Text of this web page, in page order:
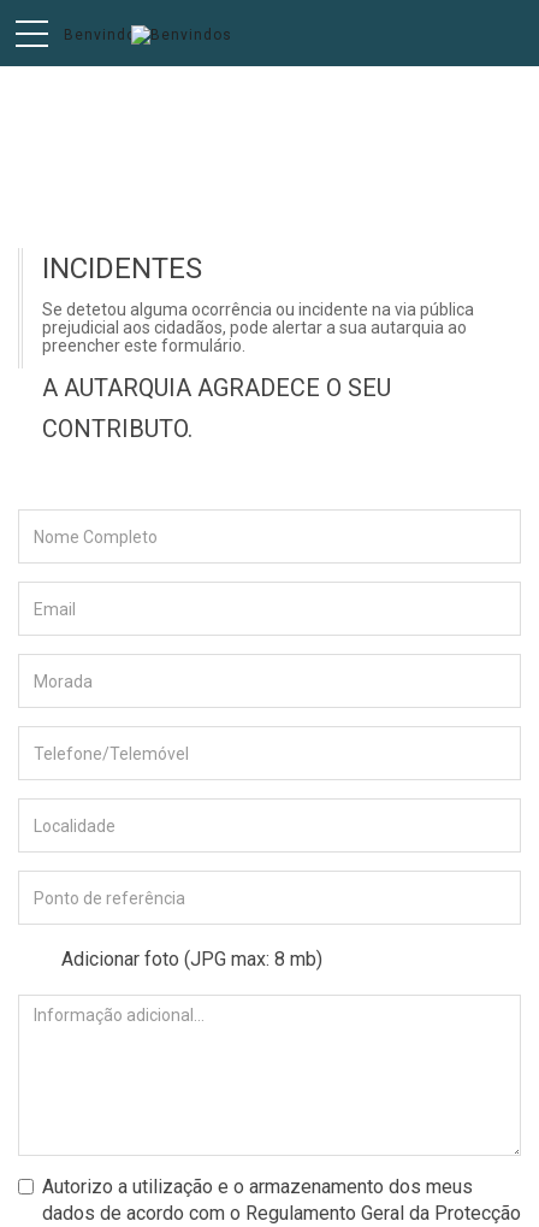
INCIDENTES
Se detetou alguma ocorrência ou incidente na via pública
prejudicial aos cidadãos, pode alertar a sua autarquia ao
preencher este formulário.
A AUTARQUIA AGRADECE O SEU
CONTRIBUTO.
Adicionar foto (JPG max: 8 mb)
Autorizo a utilização e o armazenamento dos meus
dados de acordo com o Regulamento Geral da Protecção